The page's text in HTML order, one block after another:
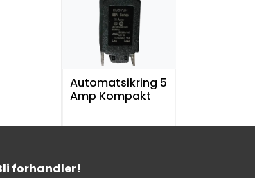
Automatsikring 5
Amp Kompakt
forhandler!